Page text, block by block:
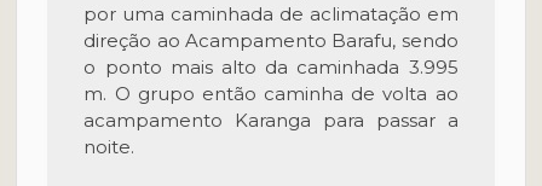
por uma caminhada de aclimatação em
direção ao Acampamento Barafu, sendo
o ponto mais alto da caminhada 3.995
m. O grupo então caminha de volta ao
acampamento Karanga para passar a
noite.